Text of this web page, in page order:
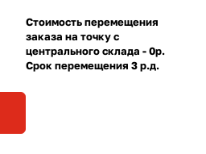
Стоимость перемещения
заказа на точку с
центрального склада - 0р.
Срок перемещения 3 р.д.